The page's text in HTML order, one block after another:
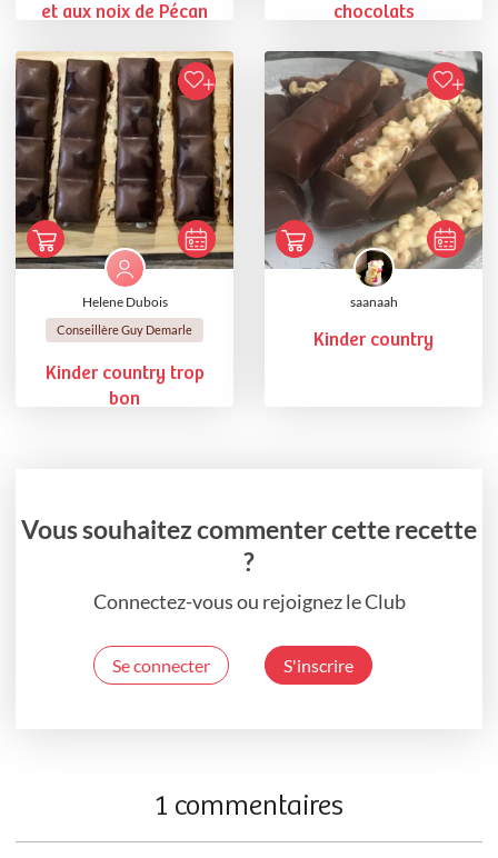
et aux noix de Pécan
chocolats
Helene Dubois
Conseillère Guy Demarle
Kinder country trop
bon
saanaah
Kinder country
Vous souhaitez commenter cette recette
?
Connectez-vous ou rejoignez le Club
Se connecter S'inscrire
1 commentaires